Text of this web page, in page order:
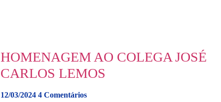
HOMENAGEM AO COLEGA JOSÉ
CARLOS LEMOS
12/03/2024 4 Comentários